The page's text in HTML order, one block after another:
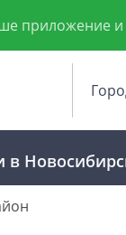
приложение
в